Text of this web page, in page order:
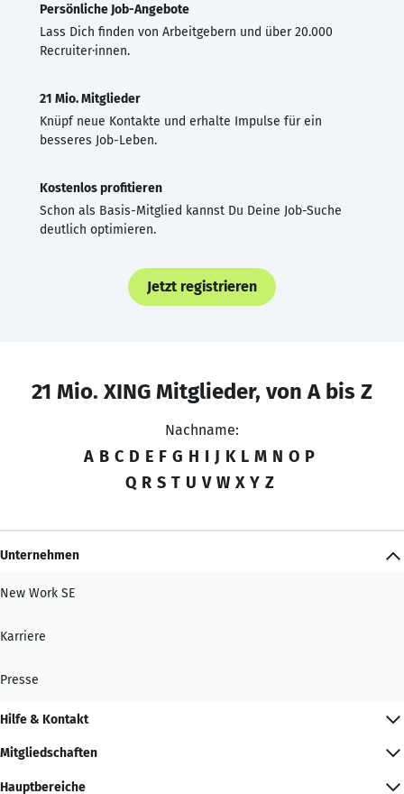
Persönliche Job-Angebote
Lass Dich finden von Arbeitgebern und über 20.000
Recruiter·innen.
21 Mio. Mitglieder
Knüpf neue Kontakte und erhalte Impulse für ein
besseres Job-Leben.
Kostenlos profitieren
Schon als Basis-Mitglied kannst Du Deine Job-Suche
deutlich optimieren.
Jetzt registrieren
21 Mio. XING Mitglieder, von A bis Z
Nachname:
A B C D E F G H I J K L M N O P
Q R S T U V W X Y Z
Unternehmen
New Work SE
Karriere
Presse
Hilfe & Kontakt
Mitgliedschaften
Hauptbereiche